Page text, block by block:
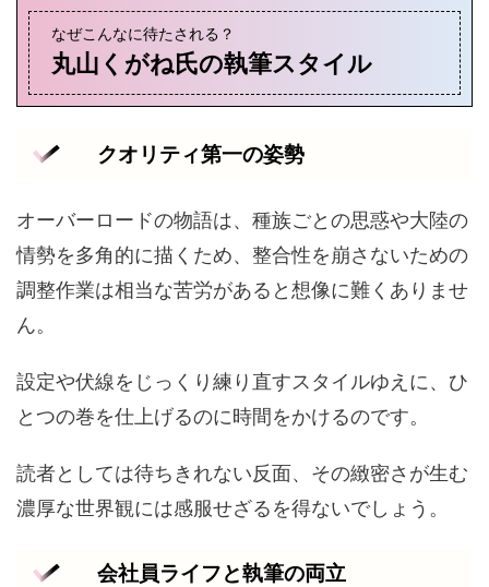
なぜこんなに待たされる？
丸山くがね氏の執筆スタイル
クオリティ第一の姿勢
オーバーロードの物語は、種族ごとの思惑や大陸の
情勢を多角的に描くため、整合性を崩さないための
調整作業は相当な苦労があると想像に難くありませ
ん。
設定や伏線をじっくり練り直すスタイルゆえに、ひ
とつの巻を仕上げるのに時間をかけるのです。
読者としては待ちきれない反面、その緻密さが生む
濃厚な世界観には感服せざるを得ないでしょう。
会社員ライフと執筆の両立